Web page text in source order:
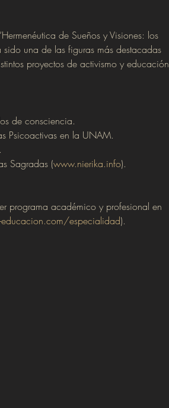
de Sueños y Visiones: los
una de las figuras más destacadas
proyectos de activismo y educación
de consciencia.
Psicoactivas en la UNAM.
Sagradas (www.nierika.info).
programa académico y profesional en
especialidad).